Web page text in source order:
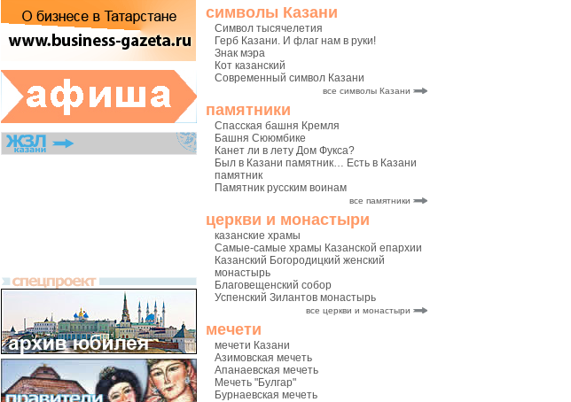
символы Казани
Символ тысячелетия
Герб Казани. И флаг нам в руки!
Знак мэра
Кот казанский
Современный символ Казани
все символы Казани
памятники
Спасская башня Кремля
Башня Сююмбике
Канет ли в лету Дом Фукса?
Был в Казани памятник… Есть в Казани
памятник
Памятник русским воинам
все памятники
церкви и монастыри
казанские храмы
Самые-самые храмы Казанской епархии
Казанский Богородицкий женский
монастырь
Благовещенский собор
Успенский Зилантов монастырь
все церкви и монастыри
мечети
мечети Казани
Азимовская мечеть
Апанаевская мечеть
Мечеть "Булгар"
Бурнаевская мечеть